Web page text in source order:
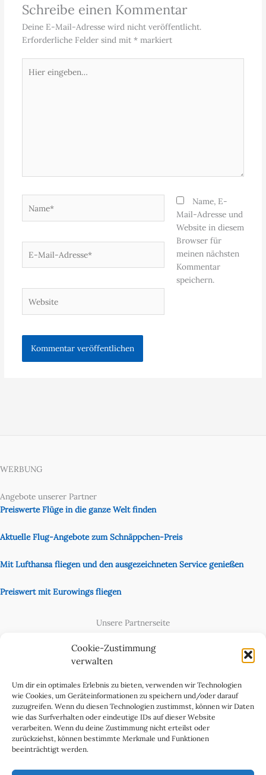
Cookie-Zustimmung
verwalten
Um dir ein optimales Erlebnis zu bieten, verwenden wir Technologien
wie Cookies, um Geräteinformationen zu speichern und/oder darauf
zuzugreifen. Wenn du diesen Technologien zustimmst, können wir Daten
wie das Surfverhalten oder eindeutige IDs auf dieser Website
verarbeiten. Wenn du deine Zustimmung nicht erteilst oder
zurückziehst, können bestimmte Merkmale und Funktionen
beeinträchtigt werden.
Schreibe einen Kommentar
Deine E-Mail-Adresse wird nicht veröffentlicht.
Erforderliche Felder sind mit *markiert
eingeben…
Mail-
Name, E-
Mail-Adresse und
Website in diesem
Browser für
meinen nächsten
Kommentar
speichern.
WERBUNG
Angebote unserer Partner
Preiswerte Flüge in die ganze Welt finden
Aktuelle Flug-Angebote zum Schnäppchen-Preis
Mit Lufthansa fliegen und den ausgezeichneten Service genießen
Preiswert mit Eurowings fliegen
Unsere Partnerseite
Cookie-Richtlinie (EU)